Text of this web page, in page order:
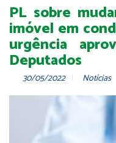
PL sobre
imóvel em
urgência
Deputados
30/05/2022 Notícias